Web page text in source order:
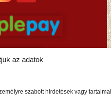
az adatok
szabott hirdetések vagy